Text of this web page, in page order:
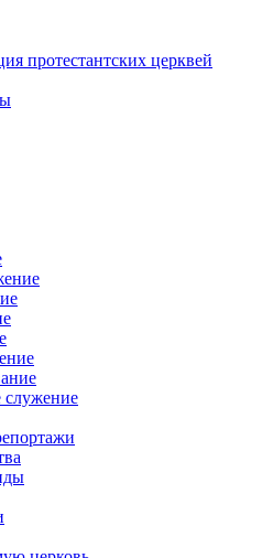
протестантских церквей